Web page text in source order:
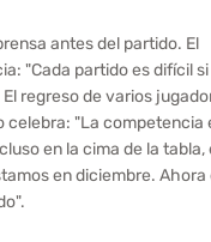
antes del partido. El
"Cada partido es difícil si
regreso de varios
celebra: "La competencia
en la cima de la tabla,
en diciembre. Ahora